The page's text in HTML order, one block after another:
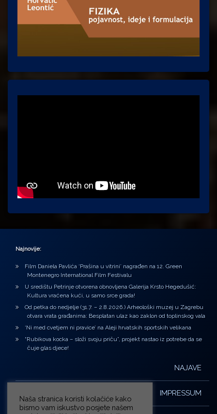
Najnovije:
Film Daniela Pavlića ‘Prašina u vitrini’ nagrađen na 12. Green
Montenegro International Film Festivalu
U središtu Petrinje otvorena obnovljena Galerija Krsto Hegedušić:
Kultura vraćena kući, u samo srce grada!
Od petka do nedjelje (31.7. – 2.8.2026.) Arheološki muzej u Zagrebu
otvara vrata građanima: Besplatan ulaz kao zaklon od toplinskog vala
‘Ni med cvetjem ni pravice’ na Aleji hrvatskih sportskih velikana
“Rubikova kocka – složi svoju priču”, projekt nastao iz potrebe da se
čuje glas djece!
NAJAVE
IMPRESSUM
Naša stranica koristi kolačiće kako
bismo vam iskustvo posjete našem